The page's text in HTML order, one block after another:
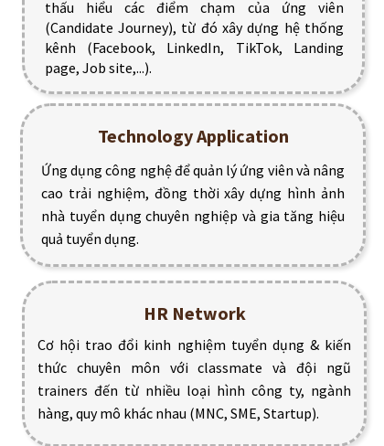
Cơ hội trao đổi kinh nghiệm tuyển dụng & kiến
thức chuyên môn với classmate và đội ngũ
trainers đến từ nhiều loại hình công ty, ngành
hàng, quy mô khác nhau (MNC, SME, Startup).
HR Network
thấu hiểu các điểm chạm của ứng viên
(Candidate Journey), từ đó xây dựng hệ thống
kênh (Facebook, LinkedIn, TikTok, Landing
page, Job site,...).
Ứng dụng công nghệ để quản lý ứng viên và nâng
cao trải nghiệm, đồng thời xây dựng hình ảnh
nhà tuyển dụng chuyên nghiệp và gia tăng hiệu
quả tuyển dụng.
Technology Application